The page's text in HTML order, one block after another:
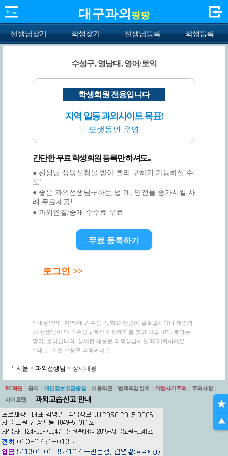
대구과외 팡팡
선생님찾기 학생찾기 선생님등록 학생등록
수성구, 영남대, 영어/토익
학생회원 전용입니다
지역 일등 과외사이트 목표!
오랫동안 운영
간단한 무료 학생회원 등록만 하셔도...
● 선생님 상담신청을 받아 빨리 구하기 가능하실 수
도!
● 좋은 과외선생님구하는 법 예, 안전을 증가시킬 사
례 무료제공!
● 과외연결/중개 수수료 무료
무료 등록하기
로그인 >>
* 내용요약 : 지역-대구 수성구, 학교 전공이 글로벌차이나 개인과
외 선생님이 대구 수성구에서 과외제자를 찾고 있습니다. 분야는
영어, 토익입니다. 상세한 내용은 과외상담하실 때 대화하세요.
* 태그: 추천 수성구 과외싸이트
서울 > 과외선생님 > 상세내용
PC화면 공지 개인정보취급방침 이용약관 법적책임한계 취업사기주의 주의사항
사이트맵
과외교습신고 안내